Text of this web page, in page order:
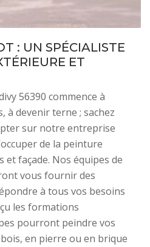
: UN SPÉCIALISTE
ET
56390 commence à
à devenir terne ; sachez
sur notre entreprise
de la peinture
et façade. Nos équipes de
vous fournir des
à tous vos besoins
les formations
pourront peindre vos
en pierre ou en brique